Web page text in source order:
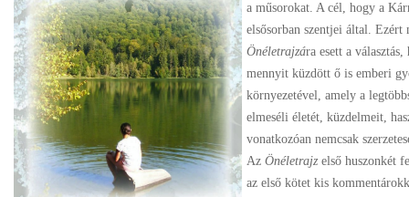
a műsorokat. A cél, hogy a
elsősorban szentjei által.
Önéletrajzára esett a
mennyit küzdött ő is emberi
környezetével, amely a
elmeséli életét, küzdelmeit,
vonatkozóan nemcsak
Az Önéletrajz első huszonkét
az első kötet kis